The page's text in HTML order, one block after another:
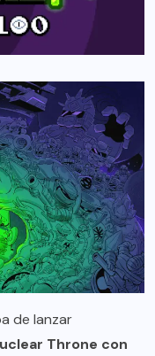
de lanzar
Throne con